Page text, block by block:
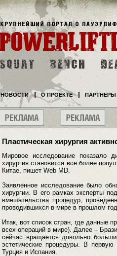
Пластическая хирургия
Мировое исследование показало
хирургия становится все более
Китае, пишет Web MD.
Заявленное исследование было
хирургии. В его рамках эксперты
вмешательства процедур,
проводившихся в мире в прошлом
Итак, вот список стран, где данные
всех операций в мире). Далее –
сейчас вращается довольно
эстетические процедуры. В
Турция и Испания.
НОВОСТИ О ПРОЕКТЕ ПАРТНЕРЫ